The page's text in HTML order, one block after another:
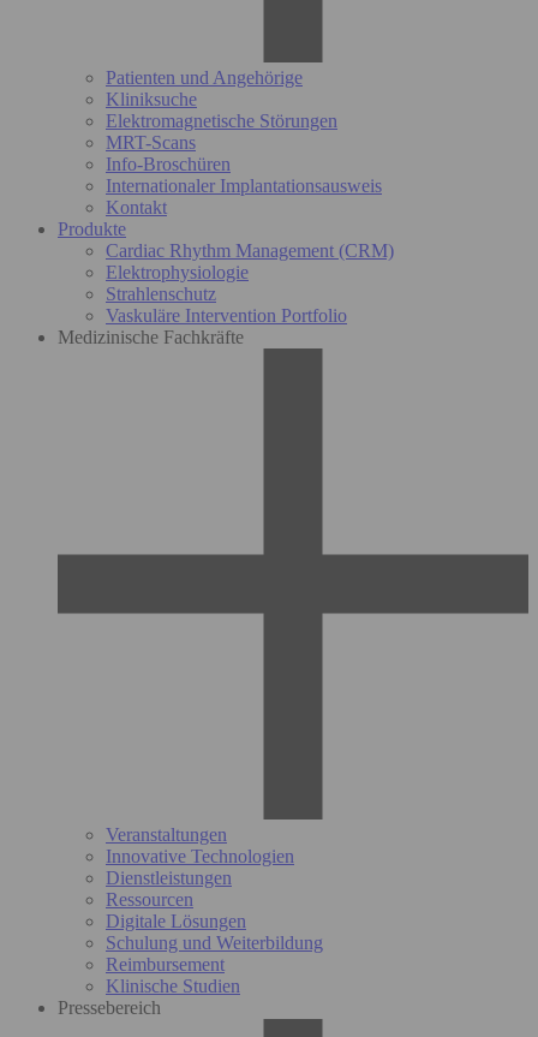
Patienten und Angehörige
Kliniksuche
Elektromagnetische Störungen
MRT-Scans
Info-Broschüren
Internationaler Implantationsausweis
Kontakt
Produkte
Cardiac Rhythm Management (CRM)
Elektrophysiologie
Strahlenschutz
Vaskuläre Intervention Portfolio
Medizinische Fachkräfte
Veranstaltungen
Innovative Technologien
Dienstleistungen
Ressourcen
Digitale Lösungen
Schulung und Weiterbildung
Reimbursement
Klinische Studien
Pressebereich